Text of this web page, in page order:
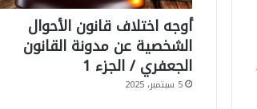
أوجه اختلاف قانون الأحوال
الشخصية عن مدونة القانون
الجعفري / الجزء 1
5 سبتمبر، 2025